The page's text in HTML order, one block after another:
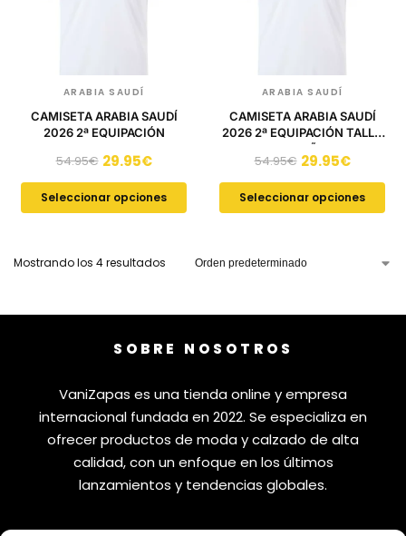
ARABIA SAUDÍ
CAMISETA ARABIA SAUDÍ
2026 2ª EQUIPACIÓN
54.95€ 29.95€
Seleccionar opciones
ARABIA SAUDÍ
CAMISETA ARABIA SAUDÍ
2026 2ª EQUIPACIÓN TALLA
DE NIÑO
54.95€ 29.95€
Seleccionar opciones
Mostrando los 4 resultados
SOBRE NOSOTROS
VaniZapas es una tienda online y empresa
internacional fundada en 2022. Se especializa en
ofrecer productos de moda y calzado de alta
calidad, con un enfoque en los últimos
lanzamientos y tendencias globales.